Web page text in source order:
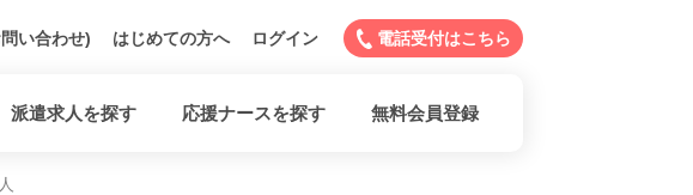
い合わせ) はじめての方へ ログイン 電話受付はこちら
派遣求人を探す 応援ナースを探す 無料会員登録